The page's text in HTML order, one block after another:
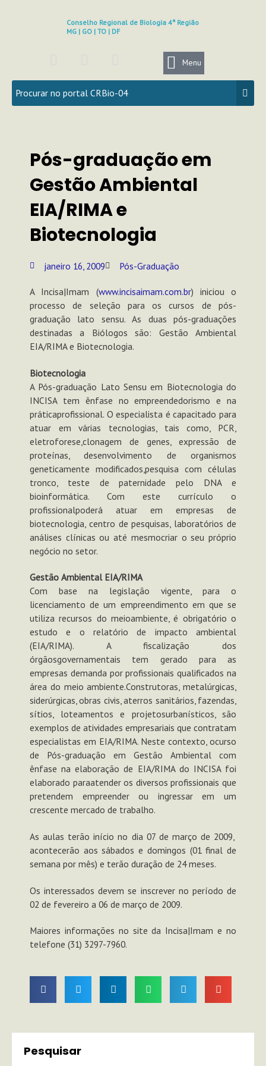
Conselho Regional de Biologia 4ª Região
MG | GO | TO | DF
c
e
b
k
s
t
a
a
m
u
t
u
Menu
Pós-graduação em
Gestão Ambiental
EIA/RIMA e
Biotecnologia
janeiro 16, 2009 Pós-Graduação
A Incisa|Imam (www.incisaimam.com.br) iniciou o
processo de seleção para os cursos de pós-
graduação lato sensu. As duas pós-graduações
destinadas a Biólogos são: Gestão Ambiental
EIA/RIMA e Biotecnologia.
Biotecnologia
A Pós-graduação Lato Sensu em Biotecnologia do
INCISA tem ênfase no empreendedorismo e na
práticaprofissional. O especialista é capacitado para
atuar em várias tecnologias, tais como, PCR,
eletroforese,clonagem de genes, expressão de
proteínas, desenvolvimento de organismos
geneticamente modificados,pesquisa com células
tronco, teste de paternidade pelo DNA e
bioinformática. Com este currículo o
profissionalpoderá atuar em empresas de
biotecnologia, centro de pesquisas, laboratórios de
análises clínicas ou até mesmocriar o seu próprio
negócio no setor.
Gestão Ambiental EIA/RIMA
Com base na legislação vigente, para o
licenciamento de um empreendimento em que se
utiliza recursos do meioambiente, é obrigatório o
estudo e o relatório de impacto ambiental
(EIA/RIMA). A fiscalização dos
órgãosgovernamentais tem gerado para as
empresas demanda por profissionais qualificados na
área do meio ambiente.Construtoras, metalúrgicas,
siderúrgicas, obras civis, aterros sanitários, fazendas,
sítios, loteamentos e projetosurbanísticos, são
exemplos de atividades empresariais que contratam
especialistas em EIA/RIMA. Neste contexto, ocurso
de Pós-graduação em Gestão Ambiental com
ênfase na elaboração de EIA/RIMA do INCISA foi
elaborado paraatender os diversos profissionais que
pretendem empreender ou ingressar em um
crescente mercado de trabalho.
As aulas terão início no dia 07 de março de 2009,
acontecerão aos sábados e domingos (01 final de
semana por mês) e terão duração de 24 meses.
Os interessados devem se inscrever no período de
02 de fevereiro a 06 de março de 2009.
Maiores informações no site da Incisa|Imam e no
telefone (31) 3297-7960.
Pesquisar